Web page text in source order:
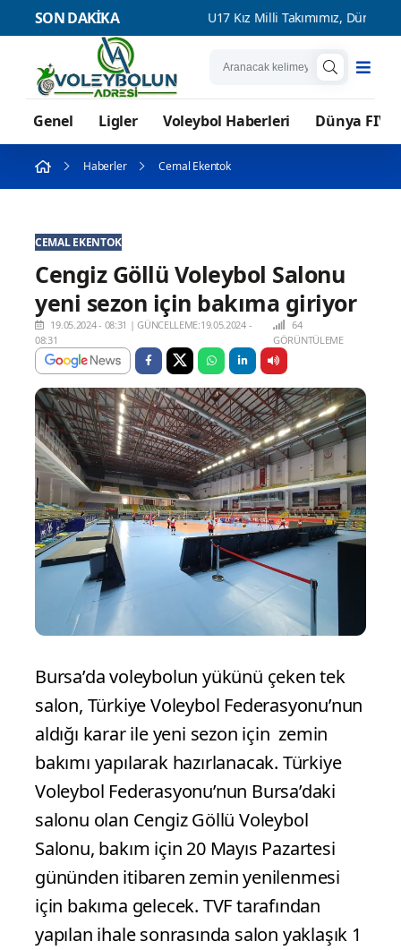
SON DAKİKA
etti U17 Kız Milli Takımımız, Dünya Şampiyonası'na
Genel Ligler Voleybol Haberleri Dünya
Haberler Cemal Ekentok
CEMAL EKENTOK
Cengiz Göllü Voleybol Salonu
yeni sezon için bakıma giriyor
19.05.2024 - 08:31 |GÜNCELLEME:19.05.2024 -
08:31
64
GÖRÜNTÜLEME
Bursa’da voleybolun yükünü çeken tek
salon, Türkiye Voleybol Federasyonu’nun
aldığı karar ile yeni sezon için zemin
bakımı yapılarak hazırlanacak. Türkiye
Voleybol Federasyonu’nun Bursa’daki
salonu olan Cengiz Göllü Voleybol
Salonu, bakım için 20 Mayıs Pazartesi
gününden itibaren zemin yenilenmesi
için bakıma gelecek. TVF tarafından
yapılan ihale sonrasında salon yaklaşık 1